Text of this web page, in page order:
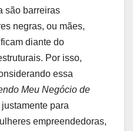
são barreiras
negras, ou mães,
diante do
Por isso,
essa
Meu Negócio de
para
empreendedoras,